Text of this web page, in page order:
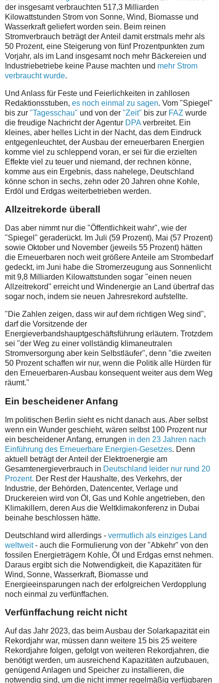
der insgesamt verbrauchten 517,3 Milliarden
Kilowattstunden Strom von Sonne, Wind, Biomasse und
Wasserkraft geliefert worden sein. Beim reinen
Stromverbrauch beträgt der Anteil damit erstmals mehr als
50 Prozent, eine Steigerung von fünf Prozentpunkten zum
Vorjahr, als im Land insgesamt noch mehr Bäckereien und
Industriebetriebe keine Pause machten und mehr Strom
verbraucht wurde.
Und Anlass für Feste und Feierlichkeiten in zahllosen
Redaktionsstuben, es noch einmal zu sagen. Vom "Spiegel"
bis zur "Tagesschau" und von der "Zeit" bis zur FAZ wurde
die freudige Nachricht der Agentur DPA verbreitet. Ein
kleines, aber helles Licht in der Nacht, das dem Eindruck
entgegenleuchtet, der Ausbau der erneuerbaren Energien
komme viel zu schleppend voran, er sei für die erzielten
Effekte viel zu teuer und niemand, der rechnen könne,
komme aus ein Ergebnis, dass nahelege, Deutschland
könne schon in sechs, zehn oder 20 Jahren ohne Kohle,
Erdöl und Erdgas weiterbetrieben werden.
Allzeitrekorde überall
Das aber nimmt nur die "Öffentlichkeit wahr", wie der
"Spiegel" geraderückt. Im Juli (59 Prozent), Mai (57 Prozent)
sowie Oktober und November (jeweils 55 Prozent) hätten
die Erneuerbaren noch weit größere Anteile am Strombedarf
gedeckt, im Juni habe die Stromerzeugung aus Sonnenlicht
mit 9,8 Milliarden Kilowattstunden sogar "einen neuen
Allzeitrekord" erreicht und Windenergie an Land übertraf das
sogar noch, indem sie neuen Jahresrekord aufstellte.
"Die Zahlen zeigen, dass wir auf dem richtigen Weg sind",
darf die Vorsitzende der
Energieverbandshauptgeschäftsführung erläutern. Trotzdem
sei "der Weg zu einer vollständig klimaneutralen
Stromversorgung aber kein Selbstläufer", denn "die zweiten
50 Prozent schaffen wir nur, wenn die Politik alle Hürden für
den Erneuerbaren-Ausbau konsequent weiter aus dem Weg
räumt."
Ein bescheidener Anfang
Im politischen Berlin sieht es nicht danach aus. Aber selbst
wenn ein Wunder geschieht, wären selbst 100 Prozent nur
ein bescheidener Anfang, errungen in den 23 Jahren nach
Einführung des Erneuerbare Energien-Gesetzes. Denn
aktuell beträgt der Anteil der Elektroenergie am
Gesamtenergieverbrauch in Deutschland leider nur rund 20
Prozent. Der Rest der Haushalte, des Verkehrs, der
Industrie, der Behörden, Datencenter, Verlage und
Druckereien wird von Öl, Gas und Kohle angetrieben, den
Klimakillern, deren Aus die Weltklimakonferenz in Dubai
beinahe beschlossen hätte.
Deutschland wird allerdings - vermutlich als einziges Land
weltweit- auch die Formulierung von der "Abkehr" von den
fossilen Energieträgern Kohle, Öl und Erdgas ernst nehmen.
Daraus ergibt sich die Notwendigkeit, die Kapazitäten für
Wind, Sonne, Wasserkraft, Biomasse und
Energieeinsparungen nach der erfolgreichen Verdopplung
noch einmal zu verfünffachen.
Verfünffachung reicht nicht
Auf das Jahr 2023, das beim Ausbau der Solarkapazität ein
Rekordjahr war, müssen dann weitere 15 bis 25 weitere
Rekordjahre folgen, gefolgt von weiteren Rekordjahren, die
benötigt werden, um ausreichend Kapazitäten aufzubauen,
genügend Anlagen und Speicher zu installieren, die
notwendig sind, um die nicht immer regelmäßig verfügbaren